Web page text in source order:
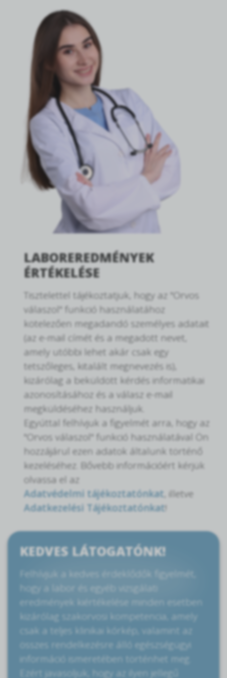
LABOREREDMÉNYEK
ÉRTÉKELÉSE
Tisztelettel tájékoztatjuk, hogy az "Orvos
válaszol" funkció használatához
kötelezően megadandó személyes adatait
(az e-mail címét és a megadott nevet,
amely utóbbi lehet akár csak egy
tetszőleges, kitalált megnevezés is),
kizárólag a beküldött kérdés informatikai
azonosításához és a válasz e-mail
megküldéséhez használjuk.
Egyúttal felhívjuk a figyelmét arra, hogy az
"Orvos válaszol" funkció használatával Ön
hozzájárul ezen adatok általunk történő
kezeléséhez. Bővebb információért kérjük
olvassa el az
Adatvédelmi tájékoztatónkat , illetve
Adatkezelési Tájékoztatónkat!
KEDVES LÁTOGATÓNK!
Felhívjuk a kedves érdeklődők figyelmét,
hogy a labor és egyéb vizsgálati
eredmények kiértékelése minden esetben
kizárólag szakorvosi kompetencia, amely
csak a teljes klinikai kórkép, valamint az
összes rendelkezésre álló egészségügyi
információ ismeretében történhet meg.
Ezért javasoljuk, hogy az ilyen jellegű